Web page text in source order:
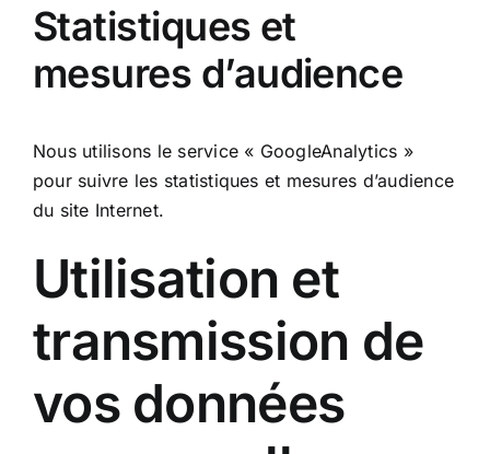
Statistiques et
mesures d’audience
Nous utilisons le service « GoogleAnalytics »
pour suivre les statistiques et mesures d’audience
du site Internet.
Utilisation et
transmission de
vos données